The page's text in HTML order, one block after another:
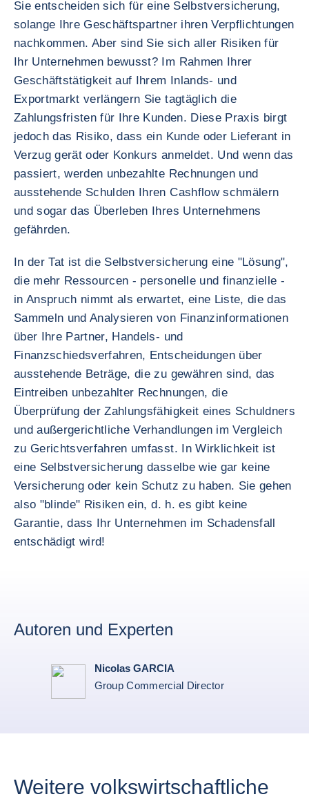
Sie entscheiden sich für eine Selbstversicherung,
solange Ihre Geschäftspartner ihren Verpflichtungen
nachkommen. Aber sind Sie sich aller Risiken für
Ihr Unternehmen bewusst? Im Rahmen Ihrer
Geschäftstätigkeit auf Ihrem Inlands- und
Exportmarkt verlängern Sie tagtäglich die
Zahlungsfristen für Ihre Kunden. Diese Praxis birgt
jedoch das Risiko, dass ein Kunde oder Lieferant in
Verzug gerät oder Konkurs anmeldet. Und wenn das
passiert, werden unbezahlte Rechnungen und
ausstehende Schulden Ihren Cashflow schmälern
und sogar das Überleben Ihres Unternehmens
gefährden.
In der Tat ist die Selbstversicherung eine "Lösung",
die mehr Ressourcen - personelle und finanzielle -
in Anspruch nimmt als erwartet, eine Liste, die das
Sammeln und Analysieren von Finanzinformationen
über Ihre Partner, Handels- und
Finanzschiedsverfahren, Entscheidungen über
ausstehende Beträge, die zu gewähren sind, das
Eintreiben unbezahlter Rechnungen, die
Überprüfung der Zahlungsfähigkeit eines Schuldners
und außergerichtliche Verhandlungen im Vergleich
zu Gerichtsverfahren umfasst. In Wirklichkeit ist
eine Selbstversicherung dasselbe wie gar keine
Versicherung oder kein Schutz zu haben. Sie gehen
also "blinde" Risiken ein, d. h. es gibt keine
Garantie, dass Ihr Unternehmen im Schadensfall
entschädigt wird!
Autoren und Experten
Nicolas GARCIA
Group Commercial Director
Weitere volkswirtschaftliche